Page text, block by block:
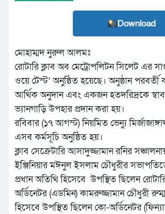
Download
মোহাম্মদ নুরুল আলমঃ
রোটারি ক্লাব অব মেট্রোপলিটন সিলেট এর
ওয়ে টেস্ট’ অনুষ্ঠিত হয়েছে। অনুষ্ঠান পরবর্তী
আর্থিক অনুদান এবং একজন হতদরিদ্রকে
ভ্যানগাড়ি উপহার প্রদান করা হয়।
রবিবার (১৭ আগস্ট) নিয়মিত ভেন্যু
এসব কর্মসূচি অনুষ্ঠিত হয়।
ক্লাব সেক্রেটারি আসাদুজ্জামান রনির
ইঞ্জিনিয়ার মঈনুল ইসলাম চৌধুরীর
প্রধান অতিথি হিসেবে উপস্থিত ছিলেন
অর্ডিনেটর (এডমিন) কামরুজ্জামান চৌধুরী
হিসেবে উপস্থিত ছিলেন কো-অর্ডিনেটর